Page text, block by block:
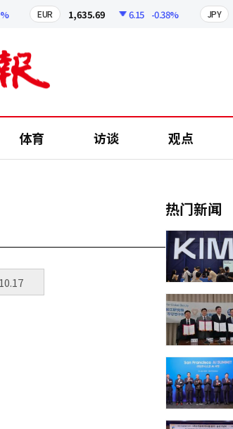
EUR 1,635.69 6.15 -0.38% JPY
体育 访谈 观点
热门新闻